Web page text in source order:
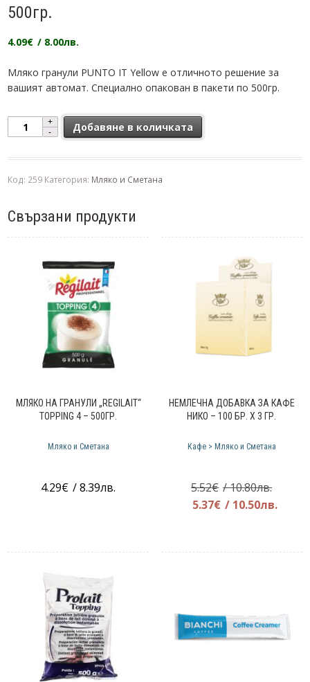
500гр.
4.09€ / 8.00лв.
Мляко гранули PUNTO IT Yellow е отличното решение за
вашият автомат. Специално опакован в пакети по 500гр.
количество за Punto It Yellow мляко на гранули - 500гр.
Добавяне в количката
Код: 259 Категория: Мляко и Сметана
Свързани продукти
МЛЯКО НА ГРАНУЛИ „REGILAIT“
TOPPING 4 – 500ГР.
Мляко и Сметана
4.29€ / 8.39лв.
НЕМЛЕЧНА ДОБАВКА ЗА КАФЕ
НИКО – 100 БР. Х 3 ГР.
Кафе > Мляко и Сметана
5.52€ / 10.80лв.
price
5.37€ / 10.50лв.
5.37€.